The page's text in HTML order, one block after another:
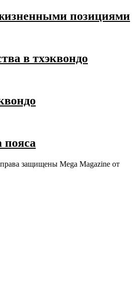
позициями
в тхэквондо
пояса
защищены Mega Magazine от